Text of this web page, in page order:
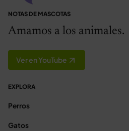
NOTAS DE MASCOTAS
Amamos a los animales.
Ver en YouTube
EXPLORA
Perros
Gatos